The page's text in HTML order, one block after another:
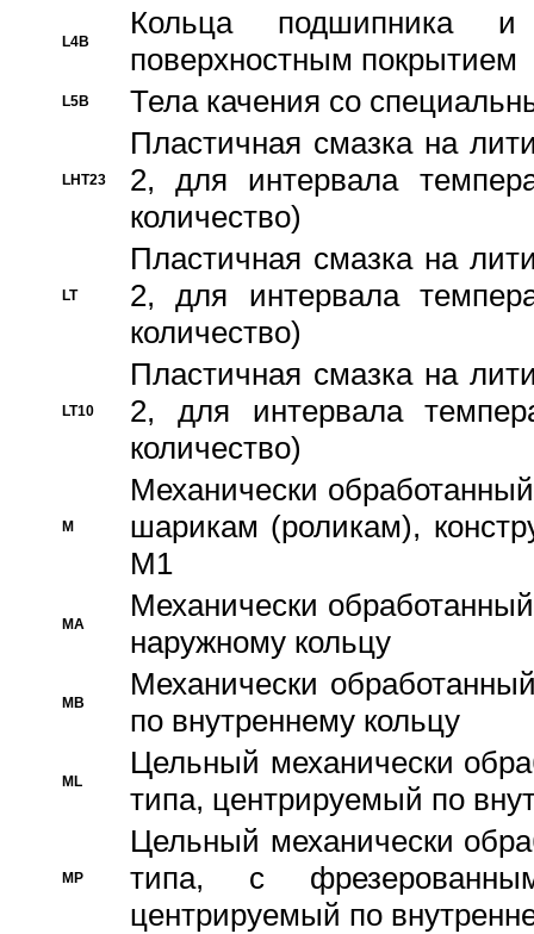
L4B
Кольца подшипника
поверхностным покрытием
L5B Тела качения со
LHT23
Пластичная смазка на
2, для интервала
количество)
LT
Пластичная смазка на
2, для интервала
количество)
LT10
Пластичная смазка на
2, для интервала
количество)
M
Механически
шарикам (роликам),
M1
MA
Механически
наружному кольцу
MB
Механически
по внутреннему кольцу
ML
Цельный механически
типа, центрируемый по
MP
Цельный механически
типа, с
центрируемый по